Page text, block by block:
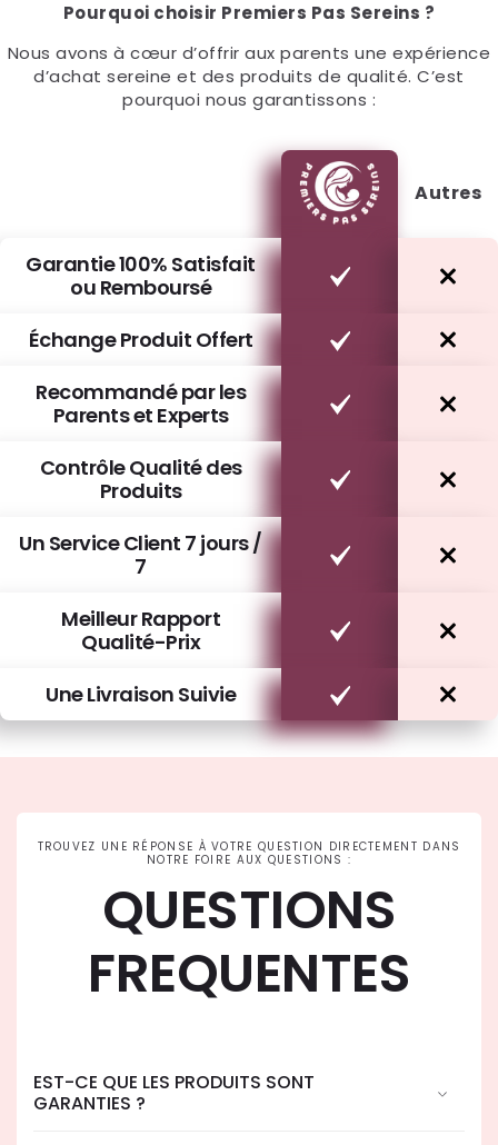
Pourquoi choisir Premiers Pas Sereins ?
Nous avons à cœur d’offrir aux parents une expérience
d’achat sereine et des produits de qualité. C’est
pourquoi nous garantissons :
Autres
Garantie 100% Satisfait
ou Remboursé
Échange Produit Offert
Recommandé par les
Parents et Experts
Contrôle Qualité des
Produits
Un Service Client 7 jours /
7
Meilleur Rapport
Qualité-Prix
Une Livraison Suivie
TROUVEZ UNE RÉPONSE À VOTRE QUESTION DIRECTEMENT DANS
NOTRE FOIRE AUX QUESTIONS :
QUESTIONS
FREQUENTES
EST-CE QUE LES PRODUITS SONT
GARANTIES ?